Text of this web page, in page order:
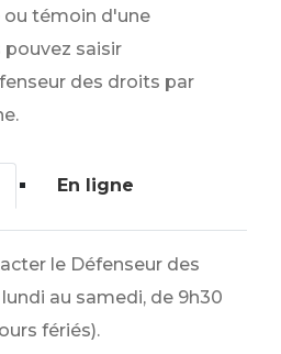
ou témoin d'une
saisir
des droits par
En ligne
le Défenseur des
au samedi, de 9h30
fériés).